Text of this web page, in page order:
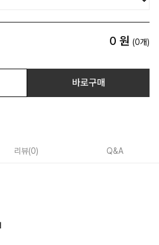
0 원 (0개)
바로구매
리뷰(0) Q&A